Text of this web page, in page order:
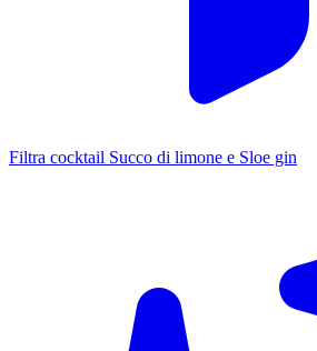
Filtra cocktail Succo di limone e Sloe gin